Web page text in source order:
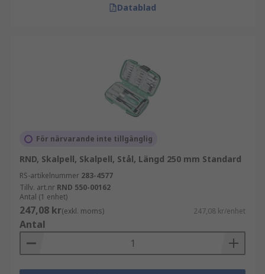
Datablad
För närvarande inte tillgänglig
RND, Skalpell, Skalpell, Stål, Längd 250 mm Standard
RS-artikelnummer 283-4577
Tillv. art.nr RND 550-00162
Antal (1 enhet)
247,08 kr(exkl. moms) 247,08 kr/enhet
Antal